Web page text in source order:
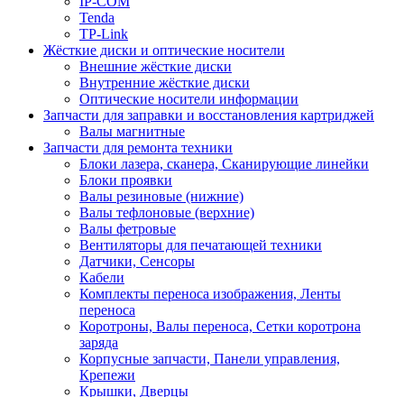
Tenda
TP-Link
Жёсткие диски и оптические носители
Внешние жёсткие диски
Внутренние жёсткие диски
Оптические носители информации
Запчасти для заправки и восстановления картриджей
Валы магнитные
Запчасти для ремонта техники
Блоки лазера, сканера, Сканирующие линейки
Блоки проявки
Валы резиновые (нижние)
Валы тефлоновые (верхние)
Валы фетровые
Вентиляторы для печатающей техники
Датчики, Сенсоры
Кабели
Комплекты переноса изображения, Ленты
переноса
Коротроны, Валы переноса, Сетки коротрона
заряда
Корпусные запчасти, Панели управления,
Крепежи
Крышки, Дверцы